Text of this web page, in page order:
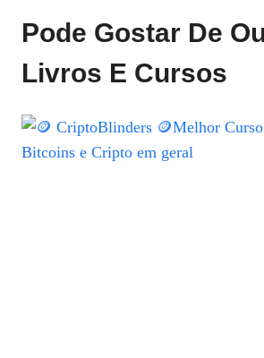
Pode Gostar De
Livros E Cursos